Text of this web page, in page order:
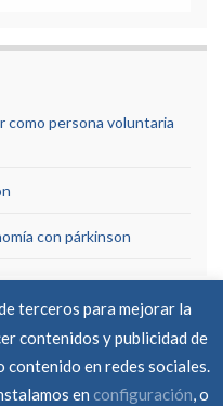
persona voluntaria
con párkinson
Política de cookies
terceros para mejorar la
contenidos y publicidad de
en redes sociales.
en configuración, o